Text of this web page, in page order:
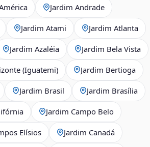
Jardim Andrade
Jardim Atami Jardim Atlanta
Jardim Azaléia Jardim Bela Vista
(Iguatemi) Jardim Bertioga
Jardim Brasil Jardim Brasília
Jardim Campo Belo
Elísios Jardim Canadá